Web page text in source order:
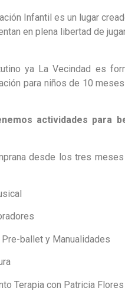
Infantil es un lugar
en plena libertad de
ya La Vecindad es
para niños de 10
actividades para
desde los tres
ballet y Manualidades
Terapia con Patricia Flores